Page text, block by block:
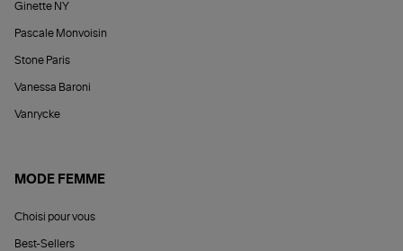
Ginette NY
Pascale Monvoisin
Stone Paris
Vanessa Baroni
Vanrycke
MODE FEMME
Choisi pour vous
Best-Sellers